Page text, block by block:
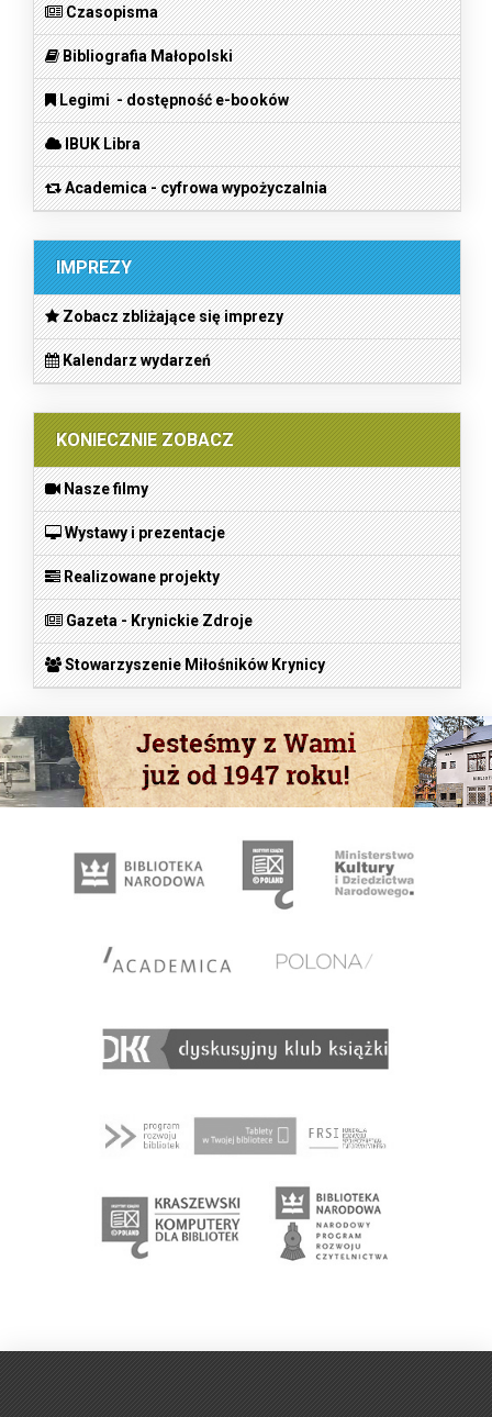
Czasopisma
Bibliografia Małopolski
Legimi - dostępność e-booków
IBUK Libra
Academica - cyfrowa wypożyczalnia
IMPREZY
Zobacz zbliżające się imprezy
Kalendarz wydarzeń
KONIECZNIE ZOBACZ
Nasze filmy
Wystawy i prezentacje
Realizowane projekty
Gazeta - Krynickie Zdroje
Stowarzyszenie Miłośników Krynicy